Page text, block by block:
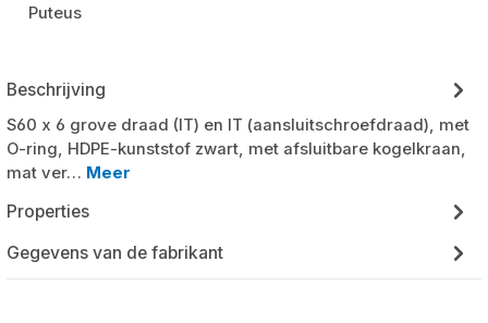
Puteus
Beschrijving
S60 x 6 grove draad (IT) en IT (aansluitschroefdraad), met
O-ring, HDPE-kunststof zwart, met afsluitbare kogelkraan,
mat ver… Meer
Properties
Gegevens van de fabrikant